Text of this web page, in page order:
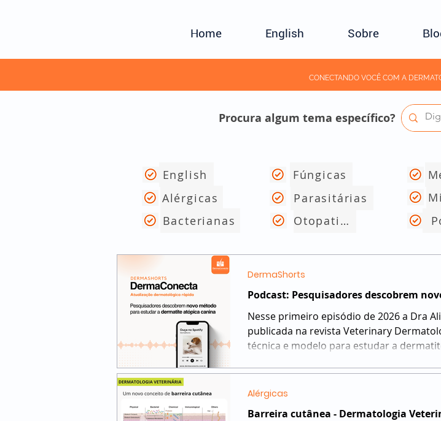
Home English Sobre
CONECTANDO VOCÊ COM A
Procura algum tema específico?
English
Alérgicas
Bacterianas
Fúngicas
Otopatias
Parasitárias
Podcast: Pesquisadores descobrem
Nesse primeiro episódio de 2026 a Dra
publicada na revista Veterinary
técnica e modelo para estudar a
DermaShorts
Barreira cutânea - Dermatologia
Alérgicas